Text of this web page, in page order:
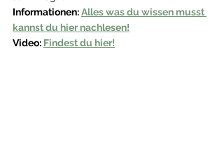
Informationen: Alles was du wissen musst
kannst du hier nachlesen!
Video: Findest du hier!